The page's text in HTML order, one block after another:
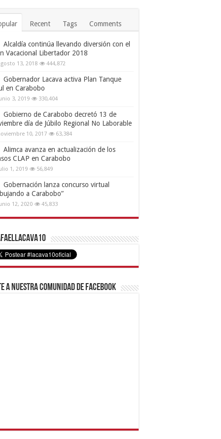
Recent Tags Comments
Alcaldía continúa llevando diversión con el
Vacacional Libertador 2018
13, 2018 444,872
Gobernador Lacava activa Plan Tanque
en Carabobo
3, 2019 330,404
Gobierno de Carabobo decretó 13 de
día de Júbilo Regional No Laborable
10, 2017 63,384
Alimca avanza en actualización de los
CLAP en Carabobo
1, 2019 56,849
Gobernación lanza concurso virtual
a Carabobo”
12, 2020 45,833
a nuestra comunidad de Facebook